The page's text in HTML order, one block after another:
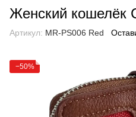
Женский кошелёк
Артикул: MR-PS006 Red
−50%